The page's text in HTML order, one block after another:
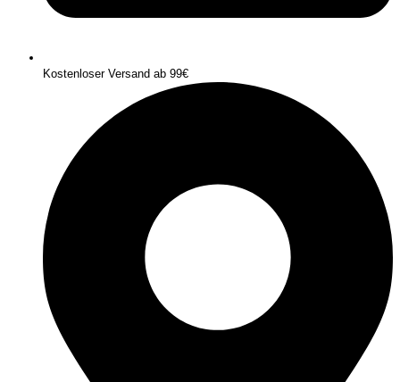
Kostenloser Versand ab 99€